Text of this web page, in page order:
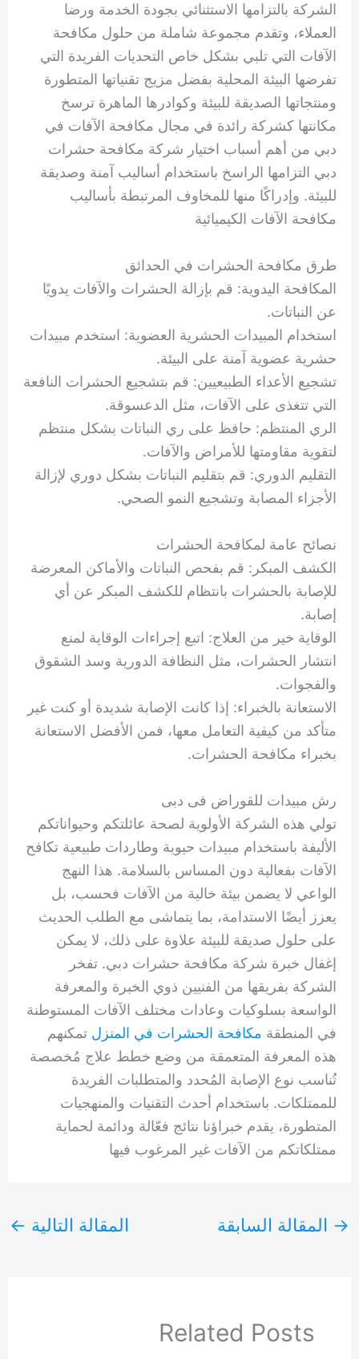
الشركة بالتزامها الاستثنائي بجودة الخدمة ورضا
العملاء، وتقدم مجموعة شاملة من حلول مكافحة
الآفات التي تلبي بشكل خاص التحديات الفريدة التي
تفرضها البيئة المحلية بفضل مزيج تقنياتها المتطورة
ومنتجاتها الصديقة للبيئة وكوادرها الماهرة ترسخ
مكانتها كشركة رائدة في مجال مكافحة الآفات في
دبي من أهم أسباب اختيار شركة مكافحة حشرات
دبي التزامها الراسخ باستخدام أساليب آمنة وصديقة
للبيئة. وإدراكًا منها للمخاوف المرتبطة بأساليب
مكافحة الآفات الكيميائية
طرق مكافحة الحشرات في الحدائق
المكافحة اليدوية: قم بإزالة الحشرات والآفات يدويًا
عن النباتات.
استخدام المبيدات الحشرية العضوية: استخدم مبيدات
حشرية عضوية آمنة على البيئة.
تشجيع الأعداء الطبيعيين: قم بتشجيع الحشرات النافعة
التي تتغذى على الآفات، مثل الدعسوقة.
الري المنتظم: حافظ على ري النباتات بشكل منتظم
لتقوية مقاومتها للأمراض والآفات.
التقليم الدوري: قم بتقليم النباتات بشكل دوري لإزالة
الأجزاء المصابة وتشجيع النمو الصحي.
نصائح عامة لمكافحة الحشرات
الكشف المبكر: قم بفحص النباتات والأماكن المعرضة
للإصابة بالحشرات بانتظام للكشف المبكر عن أي
إصابة.
الوقاية خير من العلاج: اتبع إجراءات الوقاية لمنع
انتشار الحشرات، مثل النظافة الدورية وسد الشقوق
والفجوات.
الاستعانة بالخبراء: إذا كانت الإصابة شديدة أو كنت غير
متأكد من كيفية التعامل معها، فمن الأفضل الاستعانة
بخبراء مكافحة الحشرات.
رش مبيدات للقوراض فى دبى
تولي هذه الشركة الأولوية لصحة عائلتكم وحيواناتكم
الأليفة باستخدام مبيدات حيوية وطاردات طبيعية تكافح
الآفات بفعالية دون المساس بالسلامة. هذا النهج
الواعي لا يضمن بيئة خالية من الآفات فحسب، بل
يعزز أيضًا الاستدامة، بما يتماشى مع الطلب الحديث
على حلول صديقة للبيئة علاوة على ذلك، لا يمكن
إغفال خبرة شركة مكافحة حشرات دبي. تفخر
الشركة بفريقها من الفنيين ذوي الخبرة والمعرفة
الواسعة بسلوكيات وعادات مختلف الآفات المستوطنة
في المنطقة مكافحة الحشرات في المنزل تمكنهم
هذه المعرفة المتعمقة من وضع خطط علاج مُخصصة
تُناسب نوع الإصابة المُحدد والمتطلبات الفريدة
للممتلكات. باستخدام أحدث التقنيات والمنهجيات
المتطورة، يقدم خبراؤنا نتائج فعّالة ودائمة لحماية
ممتلكاتكم من الآفات غير المرغوب فيها
→ المقالة السابقة المقالة التالية ←
Related Posts